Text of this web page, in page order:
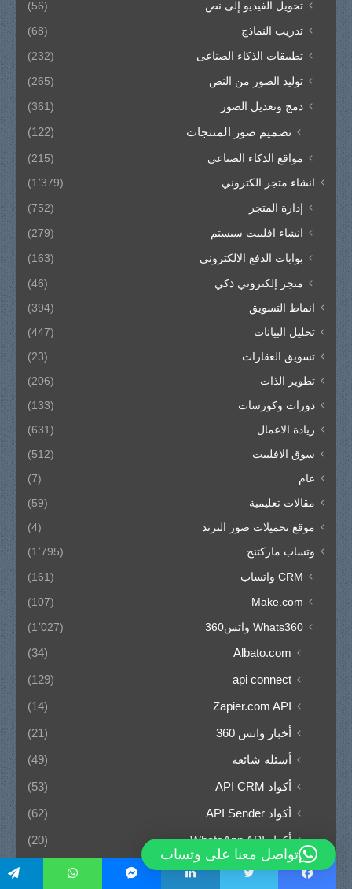
تحويل الفيديو إلى نص
(56)
تدريب النماذج
(68)
تطبيقات الذكاء الصناعى
(232)
توليد الصور من النص
(265)
دمج وتعديل الصور
(361)
تصميم صور المنتجات (122)
مواقع الذكاء الصناعي (215)
انشاء متجر الكتروني (1٬379)
إدارة المتجر
(752)
انشاء افلييت سيستم
(279)
بوابات الدفع الالكتروني
(163)
متجر إلكتروني ذكي
(46)
انماط التسويق (394)
تحليل البيانات (447)
تسويق العقارات (23)
تطوير الذات (206)
دورات وكورسات (133)
ريادة الاعمال (631)
سوق الافلييت (512)
عام (7)
مقالات تعليمية (59)
موقع تحميلات صور الترند (4)
وتساب ماركتنج (1٬795)
CRM واتساب
(161)
Make.com
(107)
Whats360 واتس360
(1٬027)
Albato.com
(34)
api connect
(129)
Zapier.com API
(14)
أخبار واتس 360
(21)
أسئلة شائعة
(49)
أكواد API CRM
(53)
أكواد API Sender
(62)
أكواد WhatsApp API
(20)
إدارة العملاء
تواصل معنا على وتساب